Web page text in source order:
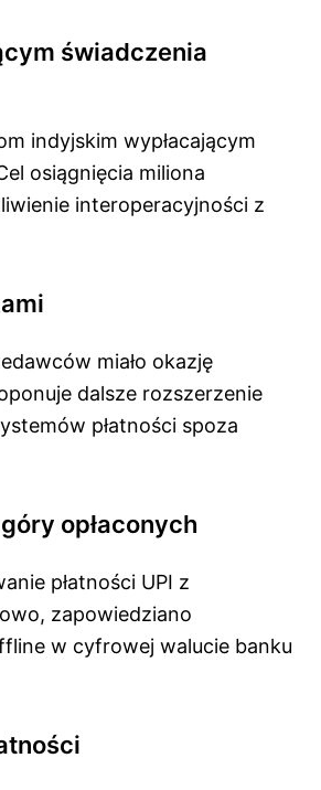
świadczenia
indyjskim wypłacającym
osiągnięcia miliona
interoperacyjności z
miało okazję
dalsze rozszerzenie
płatności spoza
opłaconych
płatności UPI z
zapowiedziano
w cyfrowej walucie banku